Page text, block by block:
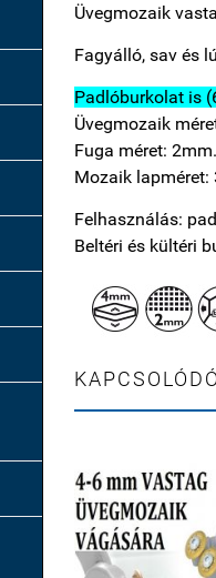
Üvegmozaik
Fagyálló, sav és
Padlóburkolat is
Üvegmozaik
Fuga méret: 2mm.
Mozaik lapméret:
Felhasználás:
Beltéri és kültéri